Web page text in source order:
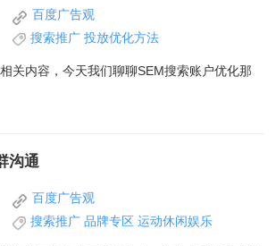
百度广告观
搜索推广 投放优化方法
关内容，今天我们聊聊SEM搜索账户优化那
沟通
百度广告观
搜索推广 品牌专区 运动休闲娱乐